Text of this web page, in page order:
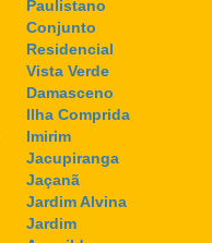
Paulistano
Conjunto
Residencial
Vista Verde
Damasceno
Ilha Comprida
Imirim
Jacupiranga
Jaçanã
Jardim Alvina
Jardim